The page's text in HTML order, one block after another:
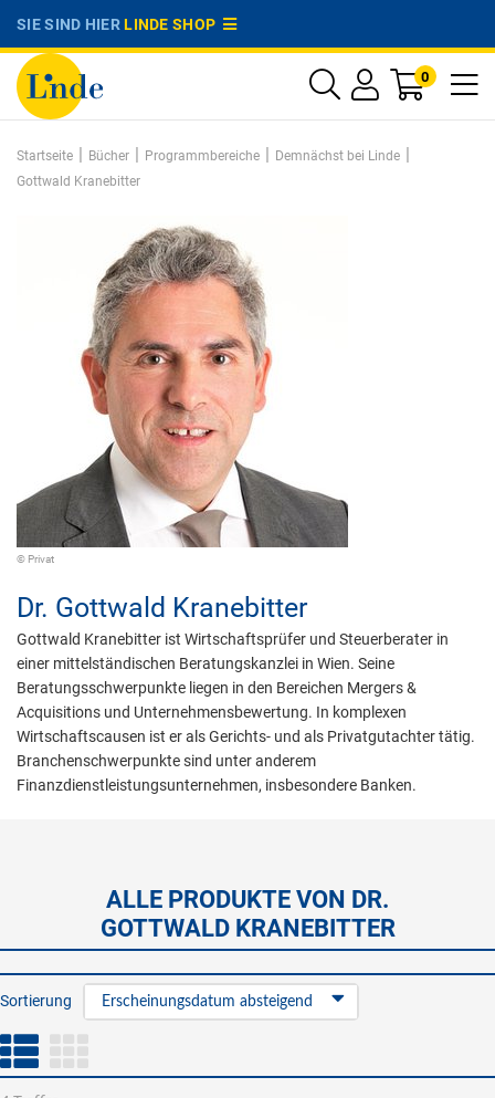
SIE SIND HIERLINDE SHOP
0
Startseite | Bücher | Programmbereiche | Demnächst bei Linde |
Gottwald Kranebitter
© Privat
Dr. Gottwald Kranebitter
Gottwald Kranebitter ist Wirtschaftsprüfer und Steuerberater in
einer mittelständischen Beratungskanzlei in Wien. Seine
Beratungsschwerpunkte liegen in den Bereichen Mergers &
Acquisitions und Unternehmensbewertung. In komplexen
Wirtschaftscausen ist er als Gerichts- und als Privatgutachter tätig.
Branchenschwerpunkte sind unter anderem
Finanzdienstleistungsunternehmen, insbesondere Banken.
ALLE PRODUKTE VON DR.
GOTTWALD KRANEBITTER
Sortierung Erscheinungsdatum absteigend